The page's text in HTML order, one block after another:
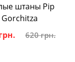
штаны Pip
Gorchitza
620 грн.